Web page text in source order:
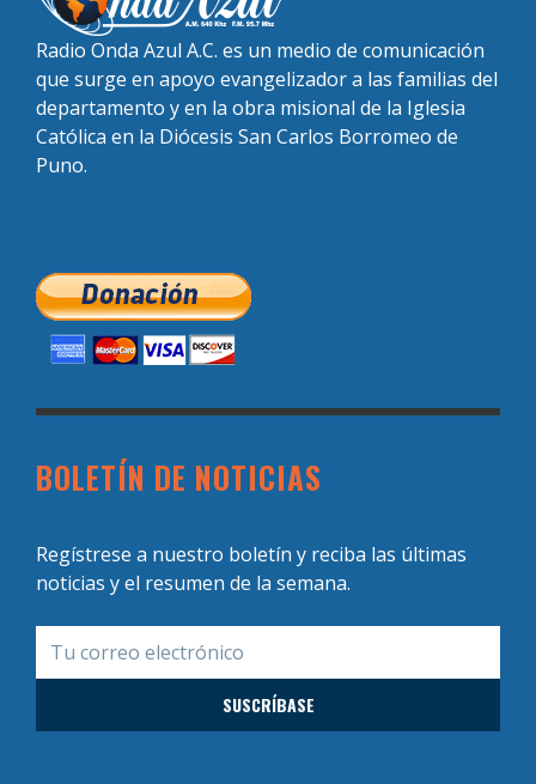
Radio Onda Azul A.C. es un medio de comunicación
que surge en apoyo evangelizador a las familias del
departamento y en la obra misional de la Iglesia
Católica en la Diócesis San Carlos Borromeo de
Puno.
BOLETÍN DE NOTICIAS
Regístrese a nuestro boletín y reciba las últimas
noticias y el resumen de la semana.